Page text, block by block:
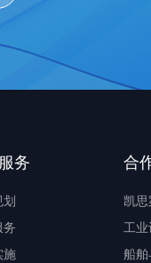
务
务
施
合
凯思
工
船舶